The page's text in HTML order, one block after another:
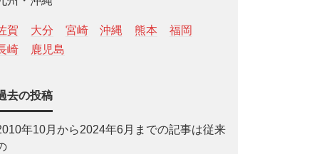
賀 大分 宮崎 沖縄 熊本
福岡
崎
鹿児島
去の投稿
年10月から2024年6月までの記事は従来